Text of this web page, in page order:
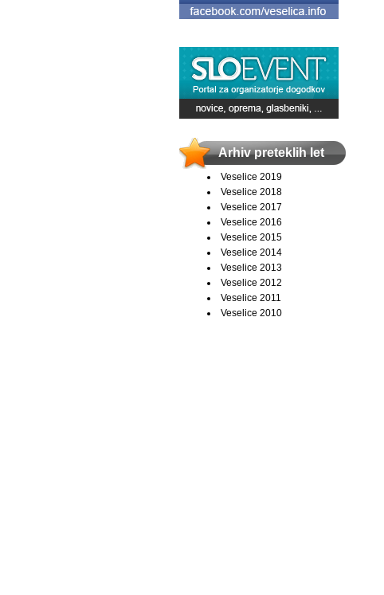
Arhiv preteklih let
Veselice 2019
Veselice 2018
Veselice 2017
Veselice 2016
Veselice 2015
Veselice 2014
Veselice 2013
Veselice 2012
Veselice 2011
Veselice 2010